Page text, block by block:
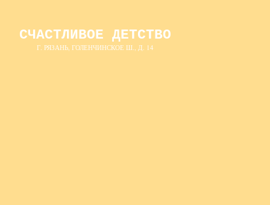
СЧАСТЛИВОЕ ДЕТСТВО
Г. РЯЗАНЬ, ГОЛЕНЧИНСКОЕ Ш., Д. 14